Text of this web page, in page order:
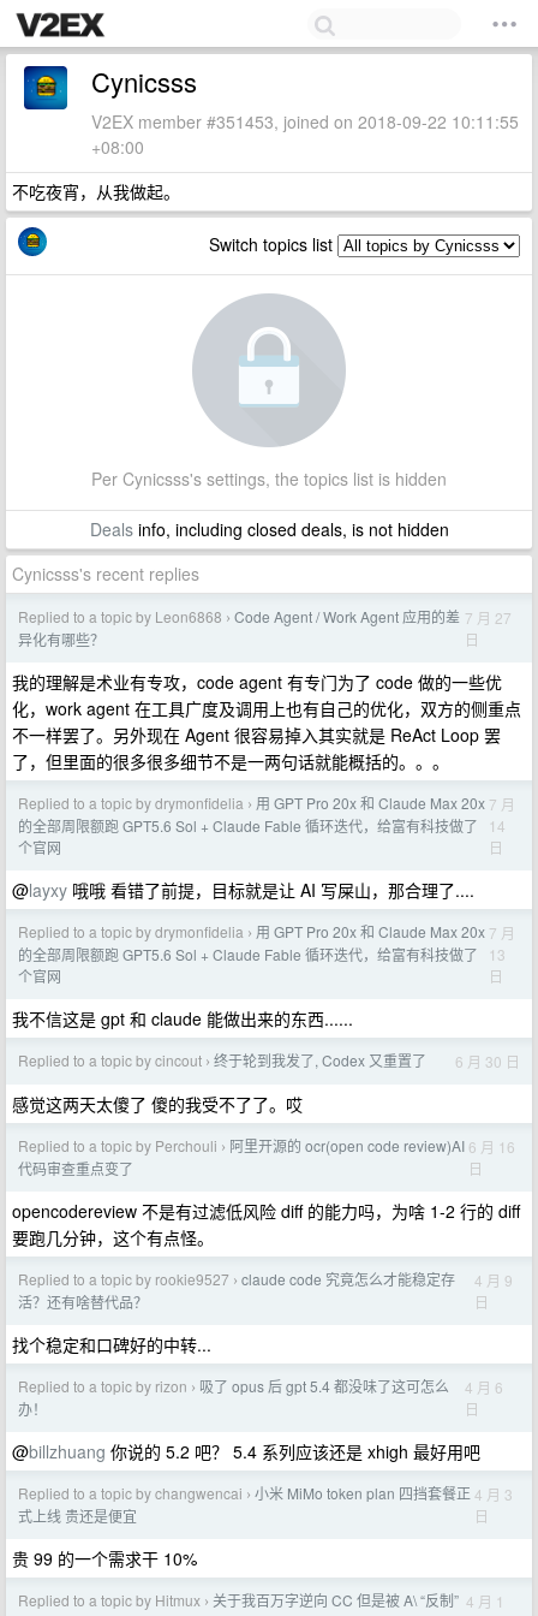
Cynicsss
V2EX member #351453, joined on 2018-09-22 10:11:55
+08:00
不吃夜宵，从我做起。
Switch topics list
Per Cynicsss's settings, the topics list is hidden
Dealsinfo, including closed deals, is not hidden
Cynicsss's recent replies
Replied to a topic by Leon6868 › Code Agent / Work Agent 应用的差
异化有哪些？
7 月 27
日
我的理解是术业有专攻，code agent 有专门为了 code 做的一些优
化，work agent 在工具广度及调用上也有自己的优化，双方的侧重点
不一样罢了。另外现在 Agent 很容易掉入其实就是 ReAct Loop 罢
了，但里面的很多很多细节不是一两句话就能概括的。。。
Replied to a topic by drymonfidelia › 用 GPT Pro 20x 和 Claude Max 20x
的全部周限额跑 GPT5.6 Sol + Claude Fable 循环迭代，给富有科技做了
个官网
7 月
14
日
@layxy 哦哦 看错了前提，目标就是让 AI 写屎山，那合理了....
Replied to a topic by drymonfidelia › 用 GPT Pro 20x 和 Claude Max 20x
的全部周限额跑 GPT5.6 Sol + Claude Fable 循环迭代，给富有科技做了
个官网
7 月
13
日
我不信这是 gpt 和 claude 能做出来的东西......
Replied to a topic by cincout › 终于轮到我发了, Codex 又重置了 6 月 30 日
感觉这两天太傻了 傻的我受不了了。哎
Replied to a topic by Perchouli › 阿里开源的 ocr(open code review)AI
代码审查重点变了
6 月 16
日
opencodereview 不是有过滤低风险 diff 的能力吗，为啥 1-2 行的 diff
要跑几分钟，这个有点怪。
Replied to a topic by rookie9527 › claude code 究竟怎么才能稳定存
活？还有啥替代品？
4 月 9
日
找个稳定和口碑好的中转...
Replied to a topic by rizon › 吸了 opus 后 gpt 5.4 都没味了这可怎么
办！
4 月 6
日
@billzhuang 你说的 5.2 吧？ 5.4 系列应该还是 xhigh 最好用吧
Replied to a topic by changwencai › 小米 MiMo token plan 四挡套餐正
式上线 贵还是便宜
4 月 3
日
贵 99 的一个需求干 10%
Replied to a topic by Hitmux › 关于我百万字逆向 CC 但是被 A\ “反制” 4 月 1